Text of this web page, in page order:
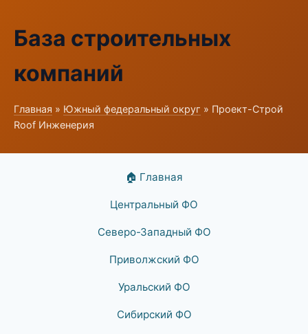
База строительных
компаний
Главная » Южный федеральный округ » Проект-Строй
Roof Инженерия
🏠 Главная
Центральный ФО
Северо-Западный ФО
Приволжский ФО
Уральский ФО
Сибирский ФО